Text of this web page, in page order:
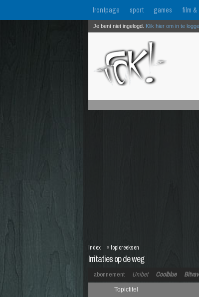
frontpage sport games film &
Je bent niet ingelogd. Klik hier om in te
Irritaties op de weg
Index »topicreeksen
abonnement Unibet Coolblue
Topictitel